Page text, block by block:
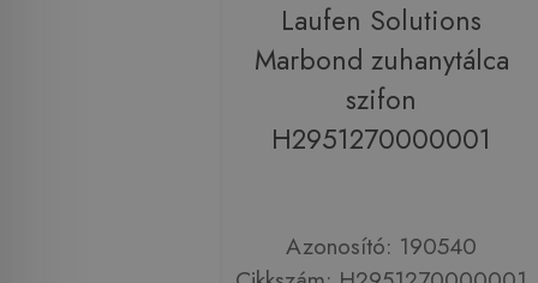
Laufen Solutions
Marbond zuhanytálca
szifon
H2951270000001
Azonosító: 190540